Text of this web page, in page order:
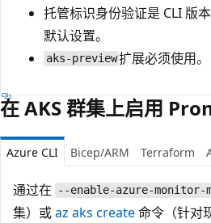
托管标识身份验证是 CLI 版
默认设置。
aks-preview扩展必须使用。
在 AKS 群集上启用
Azure CLI Bicep/ARM Terraform
通过在 --enable-azure-monitor-
集）或az aks create命令（针对